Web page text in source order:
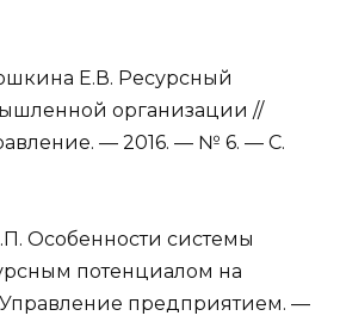
Е.В. Ресурсный
организации //
— 2016. — № 6. — С.
Особенности системы
потенциалом на
предприятием. —